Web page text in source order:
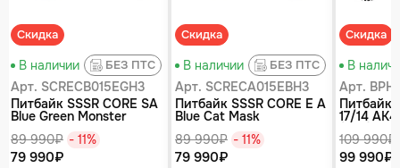
Скидка
В наличии БЕЗ ПТС
Арт. SCRECB015EGH3
Питбайк SSSR CORE SA
Blue Green Monster
89 990₽ - 11%
79 990₽
Скидка
В наличии БЕЗ ПТС
Арт. SCRECA015EBH3
Питбайк SSSR CORE E A
Blue Cat Mask
89 990₽ - 11%
79 990₽
Скидка
В
Арт.
Питбайк
17/14
109 990₽
99 990₽